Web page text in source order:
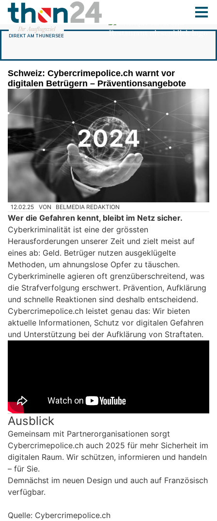
Schweiz: Cybercrimepolice.ch warnt vor
digitalen Betrügern – Präventionsangebote
12.02.25 VON BELMEDIA REDAKTION
Wer die Gefahren kennt, bleibt im Netz sicher.
Cyberkriminalität ist eine der grössten
Herausforderungen unserer Zeit und zielt meist auf
eines ab: Geld. Betrüger nutzen ausgeklügelte
Methoden, um ahnungslose Opfer zu täuschen.
Cyberkriminelle agieren oft grenzüberschreitend, was
die Strafverfolgung erschwert. Prävention, Aufklärung
und schnelle Reaktionen sind deshalb entscheidend.
Cybercrimepolice.ch leistet genau das: Wir bieten
aktuelle Informationen, Schutz vor digitalen Gefahren
und Unterstützung bei der Aufklärung von Straftaten.
Ausblick
Gemeinsam mit Partnerorganisationen sorgt
Cybercrimepolice.ch auch 2025 für mehr Sicherheit im
digitalen Raum. Wir schützen, informieren und handeln
– für Sie.
Demnächst im neuen Design und auch auf Französisch
verfügbar.
Quelle: Cybercrimepolice.ch